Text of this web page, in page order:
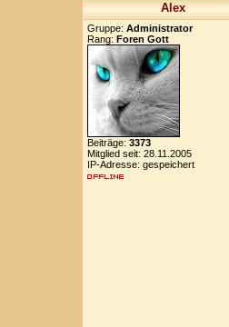
Alex
Gruppe: Administrator
Rang: Foren Gott
Beiträge: 3373
Mitglied seit: 28.11.2005
IP-Adresse: gespeichert